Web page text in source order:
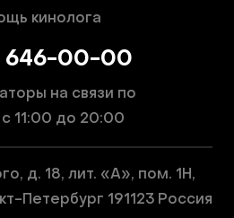
кинолога
646-00-00
на связи по
с 11:00 до 20:00
д. 18, лит. «А», пом. 1Н,
Петербург 191123 Россия